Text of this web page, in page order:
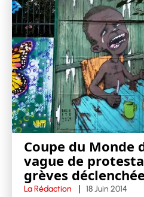
Coupe du Monde
vague de
grèves
La Rédaction 18 Juin 2014